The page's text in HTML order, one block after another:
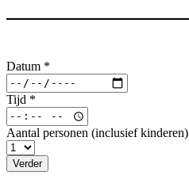
Datum *
Tijd *
Aantal personen (inclusief kinderen)
Verder